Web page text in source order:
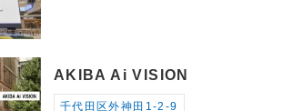
AKIBA Ai VISION
千代田区外神田1-2-9